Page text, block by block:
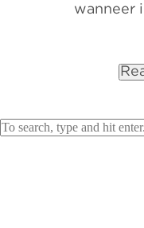
wanneer